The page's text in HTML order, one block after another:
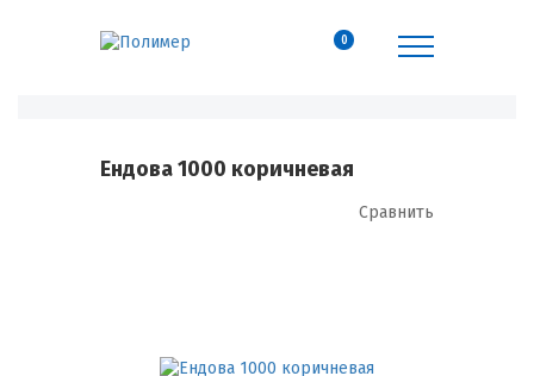
0
Ендова 1000 коричневая
Сравнить